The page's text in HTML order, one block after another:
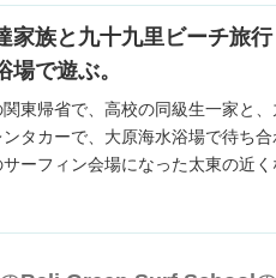
家族と九十九里ビーチ旅
場で遊ぶ。
関東帰省で、高校の同級生一家と
ンタカーで、大原海水浴場で待ち
サーフィン会場になった太東の近